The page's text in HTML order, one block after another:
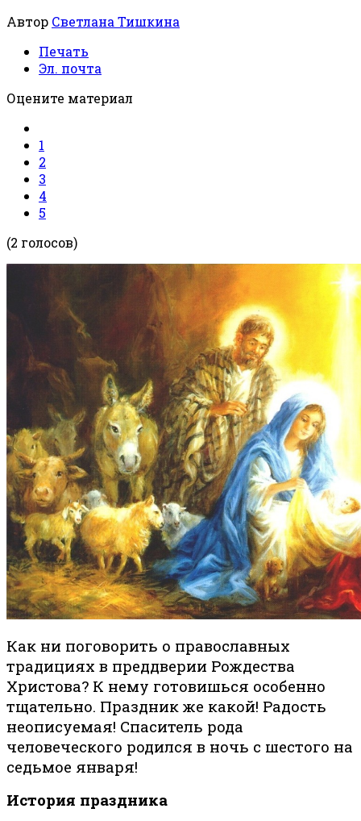
Автор Светлана Тишкина
Печать
Эл. почта
Оцените материал
1
2
3
4
5
(2 голосов)
Как ни поговорить о православных
традициях в преддверии Рождества
Христова? К нему готовишься особенно
тщательно. Праздник же какой! Радость
неописуемая! Спаситель рода
человеческого родился в ночь с шестого на
седьмое января!
История праздника